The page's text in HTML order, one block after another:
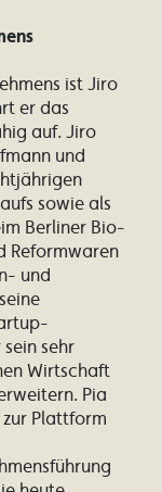
ist Jiro
er das
auf. Jiro
und
sowie als
Berliner Bio-
Reformwaren
und
sehr
Wirtschaft
Pia
Plattform